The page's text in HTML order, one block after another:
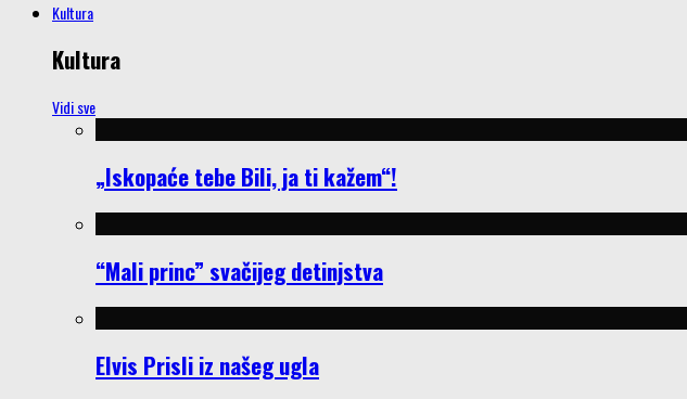
Kultura
Kultura
Vidi sve
„Iskopaće tebe Bili, ja ti kažem“!
“Mali princ” svačijeg detinjstva
Elvis Prisli iz našeg ugla